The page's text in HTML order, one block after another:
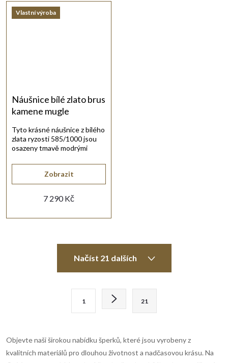
Vlastní výroba
Náušnice bílé zlato brus
kamene mugle
7 290 Kč
Zobrazit
Tyto krásné náušnice z bílého
zlata ryzosti 585/1000 jsou
osazeny tmavě modrými
d
a
Načíst 21 dalších
á
n
1 21
Objevte naši širokou nabídku šperků, které jsou vyrobeny z
kvalitních materiálů pro dlouhou životnost a nadčasovou krásu. Na